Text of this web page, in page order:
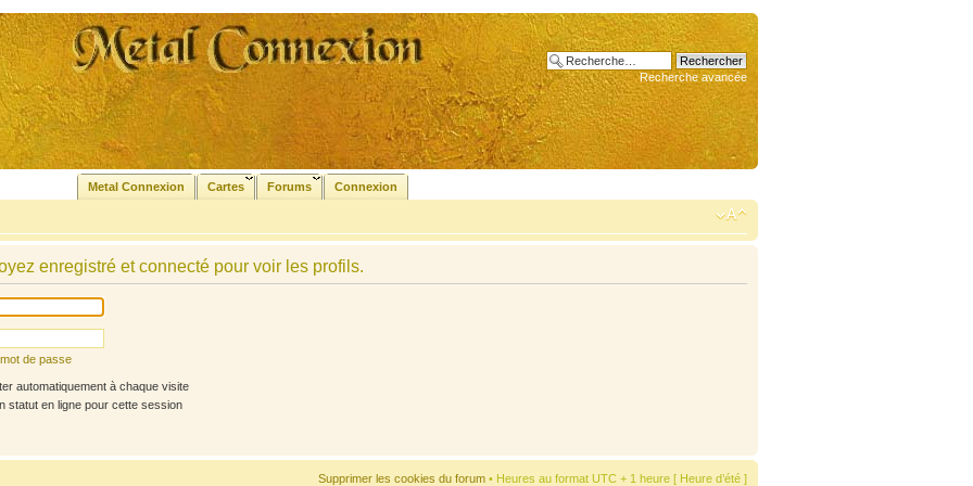
Recherche avancée
Metal Connexion Cartes Forums Connexion
enregistré et connecté pour voir les profils.
de passe
automatiquement à chaque visite
statut en ligne pour cette session
Supprimer les cookies du forum• Heures au format UTC + 1 heure [ Heure d’été ]